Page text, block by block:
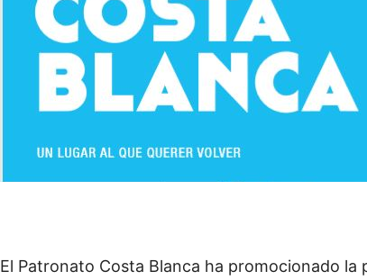
El Patronato Costa Blanca ha promocionado